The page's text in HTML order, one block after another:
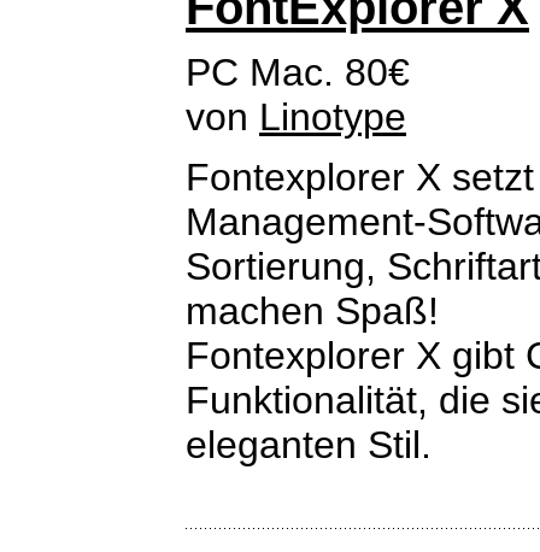
PC Mac. 80€
von Linotype
Fontexplorer X
Management-
Sortierung,
machen Spaß!
Fontexplorer X gibt
Funktionalität, die
eleganten Stil.